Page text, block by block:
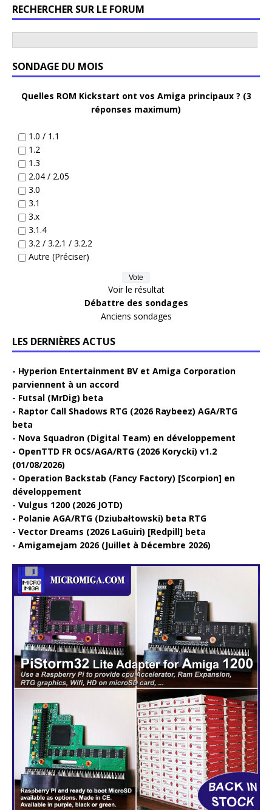
RECHERCHER SUR LE FORUM
SONDAGE DU MOIS
Quelles ROM Kickstart ont vos Amiga principaux ? (3
réponses maximum)
1.0 / 1.1
1.2
1.3
2.04 / 2.05
3.0
3.1
3.x
3.1.4
3.2 / 3.2.1 / 3.2.2
Autre (Préciser)
Voir le résultat
Débattre des sondages
Anciens sondages
LES DERNIÈRES ACTUS
Hyperion Entertainment BV et Amiga Corporation
parviennent à un accord
Futsal (MrDig) beta
Raptor Call Shadows RTG (2026 Raybeez) AGA/RTG
beta
Nova Squadron (Digital Team) en développement
OpenTTD FR OCS/AGA/RTG (2026 Korycki) v1.2
(01/08/2026)
Operation Backstab (Fancy Factory) [Scorpion] en
développement
Vulgus 1200 (2026 JOTD)
Polanie AGA/RTG (Dziubałtowski) beta RTG
Vector Dreams (2026 LaGuiri) [Redpill] beta
Amigamejam 2026 (Juillet à Décembre 2026)